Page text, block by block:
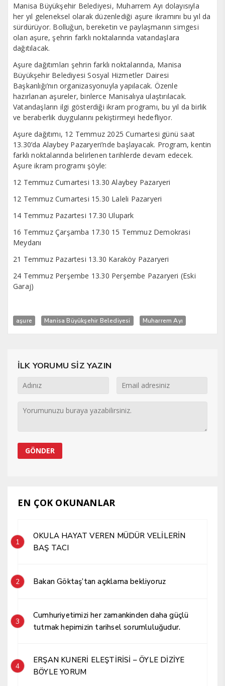
Manisa Büyükşehir Belediyesi, Muharrem Ayı dolayısıyla
her yıl geleneksel olarak düzenlediği aşure ikramını bu yıl da
sürdürüyor. Bolluğun, bereketin ve paylaşmanın simgesi
olan aşure, şehrin farklı noktalarında vatandaşlara
dağıtılacak.
Aşure dağıtımları şehrin farklı noktalarında, Manisa
Büyükşehir Belediyesi Sosyal Hizmetler Dairesi
Başkanlığı’nın organizasyonuyla yapılacak. Özenle
hazırlanan aşureler, binlerce Manisalıya ulaştırılacak.
Vatandaşların ilgi gösterdiği ikram programı, bu yıl da birlik
ve beraberlik duygularını pekiştirmeyi hedefliyor.
Aşure dağıtımı, 12 Temmuz 2025 Cumartesi günü saat
13.30’da Alaybey Pazaryeri’nde başlayacak. Program, kentin
farklı noktalarında belirlenen tarihlerde devam edecek.
Aşure ikram programı şöyle:
12 Temmuz Cumartesi 13.30 Alaybey Pazaryeri
12 Temmuz Cumartesi 15.30 Laleli Pazaryeri
14 Temmuz Pazartesi 17.30 Ulupark
16 Temmuz Çarşamba 17.30 15 Temmuz Demokrasi
Meydanı
21 Temmuz Pazartesi 13.30 Karaköy Pazaryeri
24 Temmuz Perşembe 13.30 Perşembe Pazaryeri (Eski
Garaj)
aşure Manisa Büyükşehir Belediyesi Muharrem Ayı
İLK YORUMU SİZ YAZIN
EN ÇOK OKUNANLAR
1
OKULA HAYAT VEREN MÜDÜR VELİLERİN
BAŞ TACI
2 Bakan Göktaş’tan açıklama bekliyoruz
3
Cumhuriyetimizi her zamankinden daha güçlü
tutmak hepimizin tarihsel sorumluluğudur.
4
ERŞAN KUNERİ ELEŞTİRİSİ – ÖYLE DİZİYE
BÖYLE YORUM